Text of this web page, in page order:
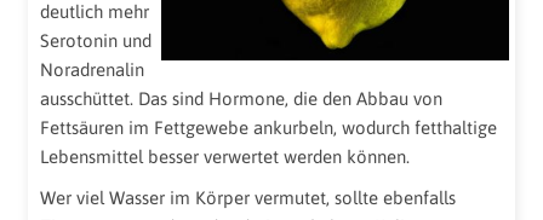
deutlich mehr
Serotonin und
Noradrenalin
ausschüttet. Das sind Hormone, die den Abbau von
Fettsäuren im Fettgewebe ankurbeln, wodurch fetthaltige
Lebensmittel besser verwertet werden können.
Wer viel Wasser im Körper vermutet, sollte ebenfalls